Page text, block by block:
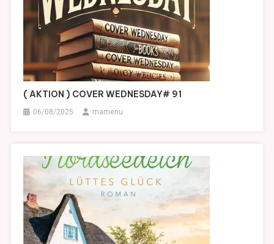
( AKTION ) COVER WEDNESDAY# 91
06/08/2025 mamenu